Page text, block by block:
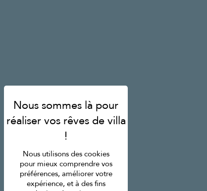
Nous utilisons des cookies
pour mieux comprendre vos
préférences, améliorer votre
expérience, et à des fins